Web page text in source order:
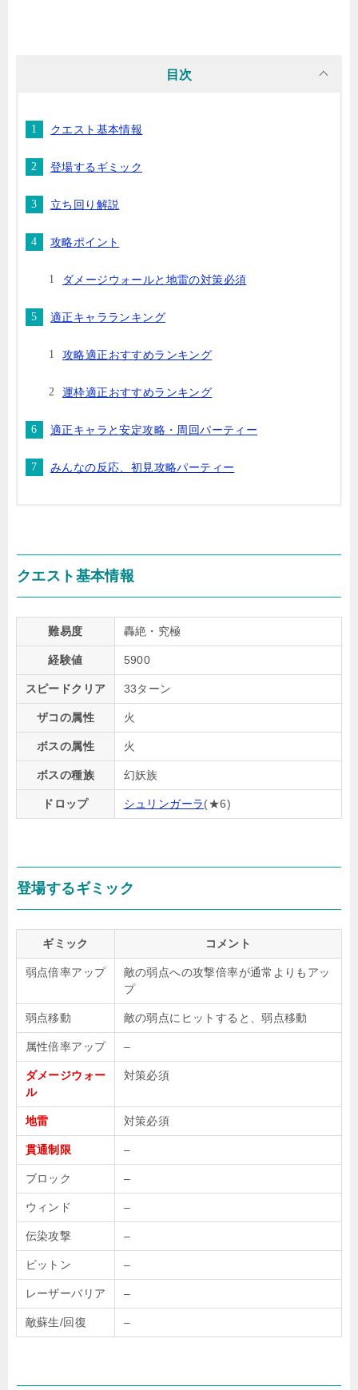
目次
クエスト基本情報
登場するギミック
立ち回り解説
攻略ポイント
ダメージウォールと地雷の対策必須
適正キャラランキング
攻略適正おすすめランキング
運枠適正おすすめランキング
適正キャラと安定攻略・周回パーティー
みんなの反応、初見攻略パーティー
クエスト基本情報
難易度 轟絶・究極
経験値 5900
スピードクリア 33ターン
ザコの属性 火
ボスの属性 火
ボスの種族 幻妖族
ドロップ シュリンガーラ(★6)
登場するギミック
ギミック コメント
弱点倍率アップ
敵の弱点への攻撃倍率が通常よりもアッ
プ
弱点移動 敵の弱点にヒットすると、弱点移動
属性倍率アップ –
ダメージウォー
ル
対策必須
地雷 対策必須
貫通制限 –
ブロック –
ウィンド –
伝染攻撃 –
ビットン –
レーザーバリア –
敵蘇生/回復 –